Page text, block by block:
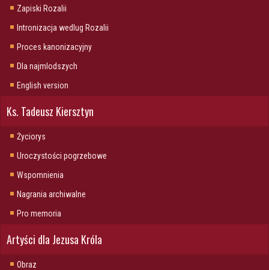
Zapiski Rozalii
Intronizacja wedlug Rozalii
Proces kanonizacyjny
Dla najmlodszych
English version
Ks. Tadeusz Kiersztyn
Życiorys
Uroczystości pogrzebowe
Wspomnienia
Nagrania archiwalne
Pro memoria
Artyści dla Jezusa Króla
Obraz